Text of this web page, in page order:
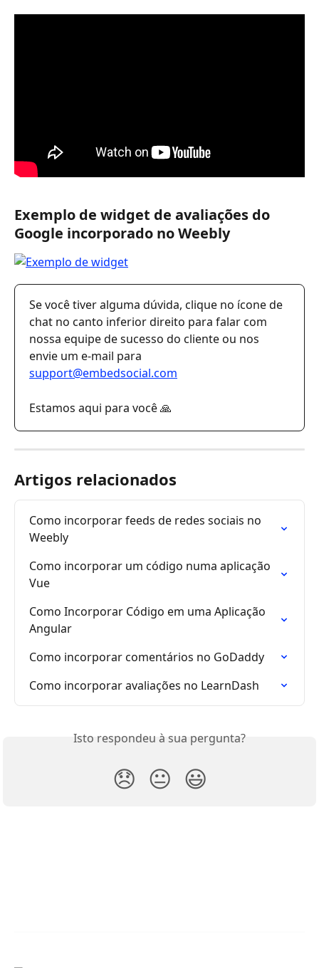
Exemplo de widget de avaliações do
Google incorporado no Weebly
Se você tiver alguma dúvida, clique no ícone de
chat no canto inferior direito para falar com
nossa equipe de sucesso do cliente ou nos
envie um e-mail para
support@embedsocial.com
Estamos aqui para você 🙏
Artigos relacionados
Como incorporar feeds de redes sociais no
Weebly
Como incorporar um código numa aplicação
Vue
Como Incorporar Código em uma Aplicação
Angular
Como incorporar comentários no GoDaddy
Como incorporar avaliações no LearnDash
Isto respondeu à sua pergunta?
😞 😐 😃